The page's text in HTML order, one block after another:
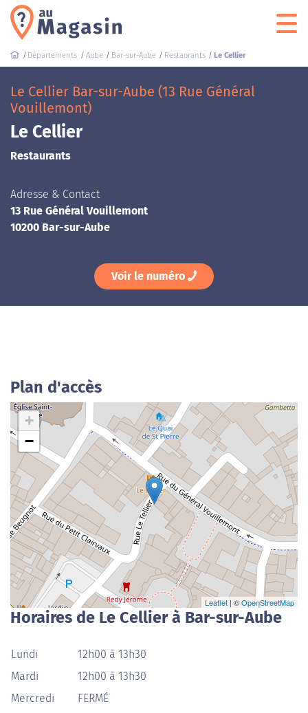
Départements Aube Bar-sur-Aube Restaurants Le Cellier
Le Cellier Bar-sur-Aube (13 Rue Général
Vouillemont)
Le Cellier
Restaurants
Adresse & Contact
13 Rue Général Vouillemont
10200 Bar-sur-Aube
Voir le numéro
Plan d'accès
+
−
Leaflet | ©OpenStreetMap
Horaires de Le Cellier à Bar-sur-Aube
Lundi
12h00 à 13h30
Mardi
12h00 à 13h30
Mercredi
FERMÉ